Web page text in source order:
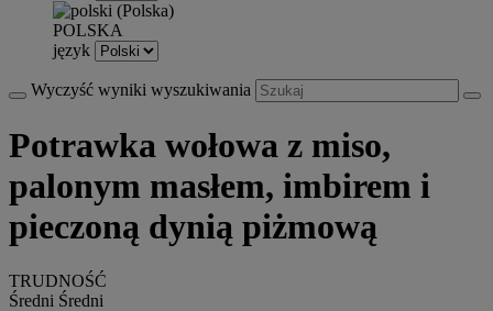
POLSKA
język
Wyczyść wyniki wyszukiwania
Potrawka wołowa z miso,
palonym masłem, imbirem i
pieczoną dynią piżmową
TRUDNOŚĆ
Średni Średni